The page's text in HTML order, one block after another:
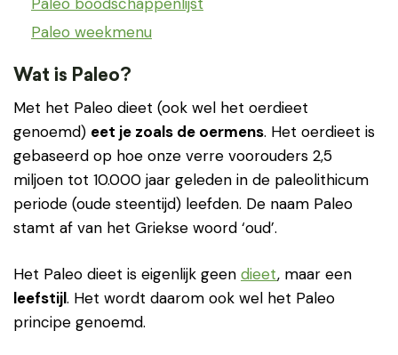
Paleo weekmenu
Wat is Paleo?
Met het Paleo dieet (ook wel het oerdieet
genoemd) eet je zoals de oermens. Het oerdieet is
gebaseerd op hoe onze verre voorouders 2,5
miljoen tot 10.000 jaar geleden in de paleolithicum
periode (oude steentijd) leefden. De naam Paleo
stamt af van het Griekse woord ‘oud’.
Het Paleo dieet is eigenlijk geen dieet, maar een
leefstijl. Het wordt daarom ook wel het Paleo
principe genoemd.